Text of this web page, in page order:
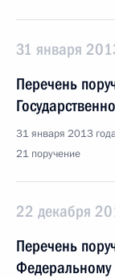
31 января
Перечень
31 января 2013
21 поручение
22 декабря
Перечень